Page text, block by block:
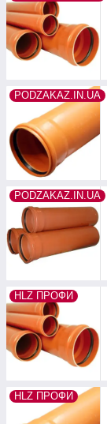
PODZAKAZ.IN.UA
PODZAKAZ.IN.UA
HLZ ПРОФИ
HLZ ПРОФИ